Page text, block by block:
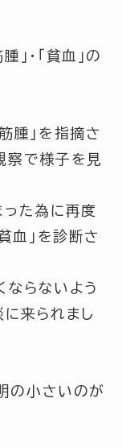
・「貧血」の
腫」 を指摘さ
察で様子を見
った為に再度
貧血」 を診断さ
ならないよう
来られまし
の小さいのが